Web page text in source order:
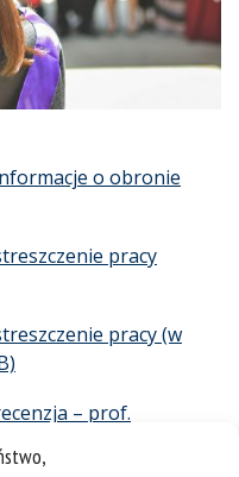
o obronie
pracy
pracy (w
– prof.